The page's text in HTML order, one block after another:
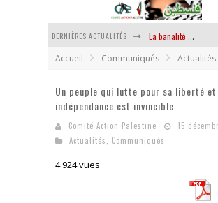
DERNIÈRES ACTUALITÉS La banalité du mal colonial
Yankees, Go home !
Chantage terroriste
Accueil Communiqués Actualités
Un peuple qui lutte pour sa liberté et
indépendance est invincible
Comité Action Palestine
15
Actualités
Communiqués
4 924 vues